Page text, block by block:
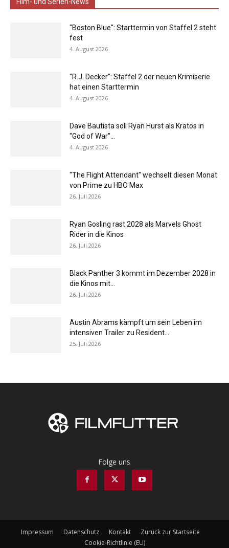
Film- und Serien-News
"Boston Blue": Starttermin von Staffel 2 steht
fest
4. August 2026
"R.J. Decker": Staffel 2 der neuen Krimiserie
hat einen Starttermin
4. August 2026
Dave Bautista soll Ryan Hurst als Kratos in
"God of War"...
4. August 2026
"The Flight Attendant" wechselt diesen Monat
von Prime zu HBO Max
26. Juli 2026
Ryan Gosling rast 2028 als Marvels Ghost
Rider in die Kinos
26. Juli 2026
Black Panther 3 kommt im Dezember 2028 in
die Kinos mit...
26. Juli 2026
Austin Abrams kämpft um sein Leben im
intensiven Trailer zu Resident...
25. Juli 2026
Folge uns
Impressum Datenschutz Kontakt
Zurück zur Startseite
Cookie-Richtlinie (EU)